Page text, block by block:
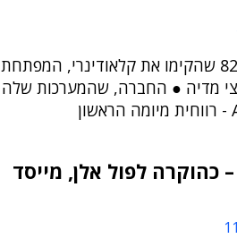
סיפורם של שלושה יוצאי 8200 שהקימו את קלאודינרי, המפתחת
מדיה ● החברה, שהמערכות שלה
כהוקרה לפול אלן, מייסד